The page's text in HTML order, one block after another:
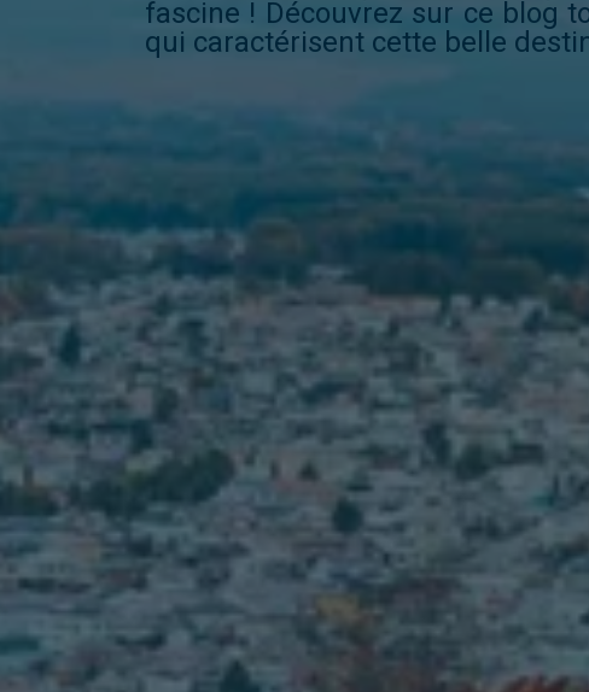
fascine ! Découvrez sur ce blog
qui caractérisent cette belle